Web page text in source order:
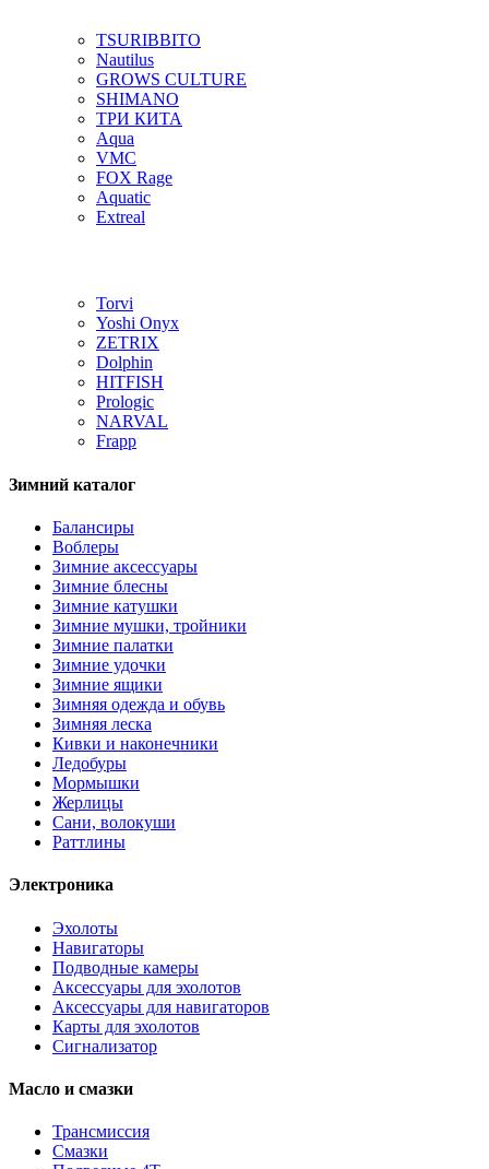
TSURIBBITO
Nautilus
GROWS CULTURE
SHIMANO
ТРИ КИТА
Aqua
VMC
FOX Rage
Aquatic
Extreal
Torvi
Yoshi Onyx
ZETRIX
Dolphin
HITFISH
Prologic
NARVAL
Frapp
Зимний каталог
Балансиры
Воблеры
Зимние аксессуары
Зимние блесны
Зимние катушки
Зимние мушки, тройники
Зимние палатки
Зимние удочки
Зимние ящики
Зимняя одежда и обувь
Зимняя леска
Кивки и наконечники
Ледобуры
Мормышки
Жерлицы
Сани, волокуши
Раттлины
Электроника
Эхолоты
Навигаторы
Подводные камеры
Аксессуары для эхолотов
Аксессуары для навигаторов
Карты для эхолотов
Сигнализатор
Масло и смазки
Трансмиссия
Смазки